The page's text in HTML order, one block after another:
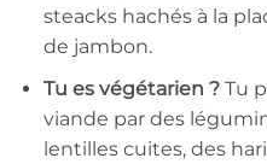
steacks hachés à la
de jambon.
Tu es végétarien ?Tu
viande par des
lentilles cuites, des